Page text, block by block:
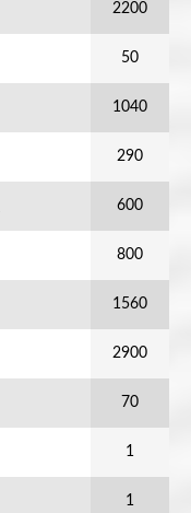
2200
50
1040
290
600
800
1560
2900
70
1
1